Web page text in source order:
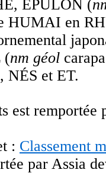
ÉPULON (
HUMAI en
(nm géol
NÉS et ET.
est remportée
: Classement
par Assia